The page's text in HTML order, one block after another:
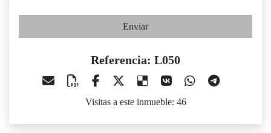
Enviar
Referencia: L050
Visitas a este inmueble: 46